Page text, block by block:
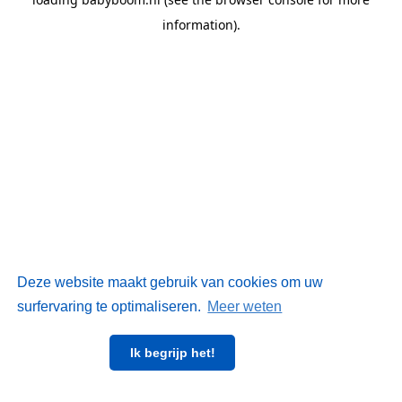
Deze website maakt gebruik van cookies om uw
surfervaring te optimaliseren. Meer weten
Ik begrijp het!
information).